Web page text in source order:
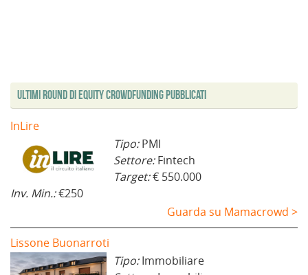
Ultimi Round di Equity Crowdfunding Pubblicati
InLire
Tipo:PMI
Settore:Fintech
Target:€ 550.000
Inv. Min.:€250
Guarda su Mamacrowd >
Lissone Buonarroti
Tipo:Immobiliare